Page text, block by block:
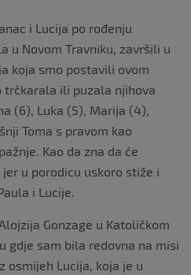
i Lucija po rođenju
u Novom Travniku, završili u
koja smo postavili ovom
trčkarala ili puzala njihova
(6), Luka (5), Marija (4),
Toma s pravom kao
Kao da zna da će
u porodicu uskoro stiže i
i Lucije.
Gonzage u Katoličkom
gdje sam bila redovna na misi
osmijeh Lucija, koja je u